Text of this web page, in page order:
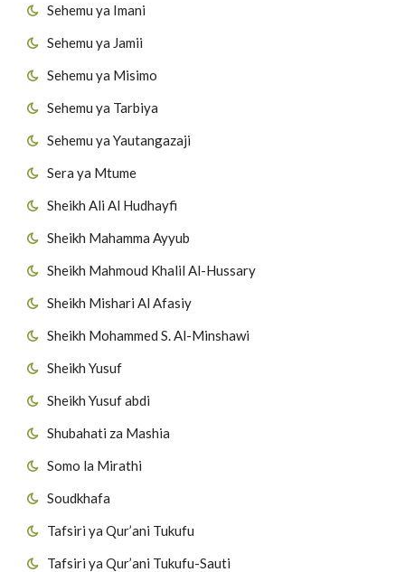
Sehemu ya Imani
Sehemu ya Jamii
Sehemu ya Misimo
Sehemu ya Tarbiya
Sehemu ya Yautangazaji
Sera ya Mtume
Sheikh Ali Al Hudhayfi
Sheikh Mahamma Ayyub
Sheikh Mahmoud Khalil Al-Hussary
Sheikh Mishari Al Afasiy
Sheikh Mohammed S. Al-Minshawi
Sheikh Yusuf
Sheikh Yusuf abdi
Shubahati za Mashia
Somo la Mirathi
Soudkhafa
Tafsiri ya Qur’ani Tukufu
Tafsiri ya Qur’ani Tukufu-Sauti